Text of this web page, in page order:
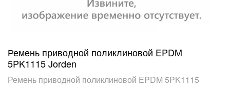
Ремень приводной поликлиновой EPDM
5PK1115 Jorden
Ремень приводной поликлиновой EPDM 5PK1115